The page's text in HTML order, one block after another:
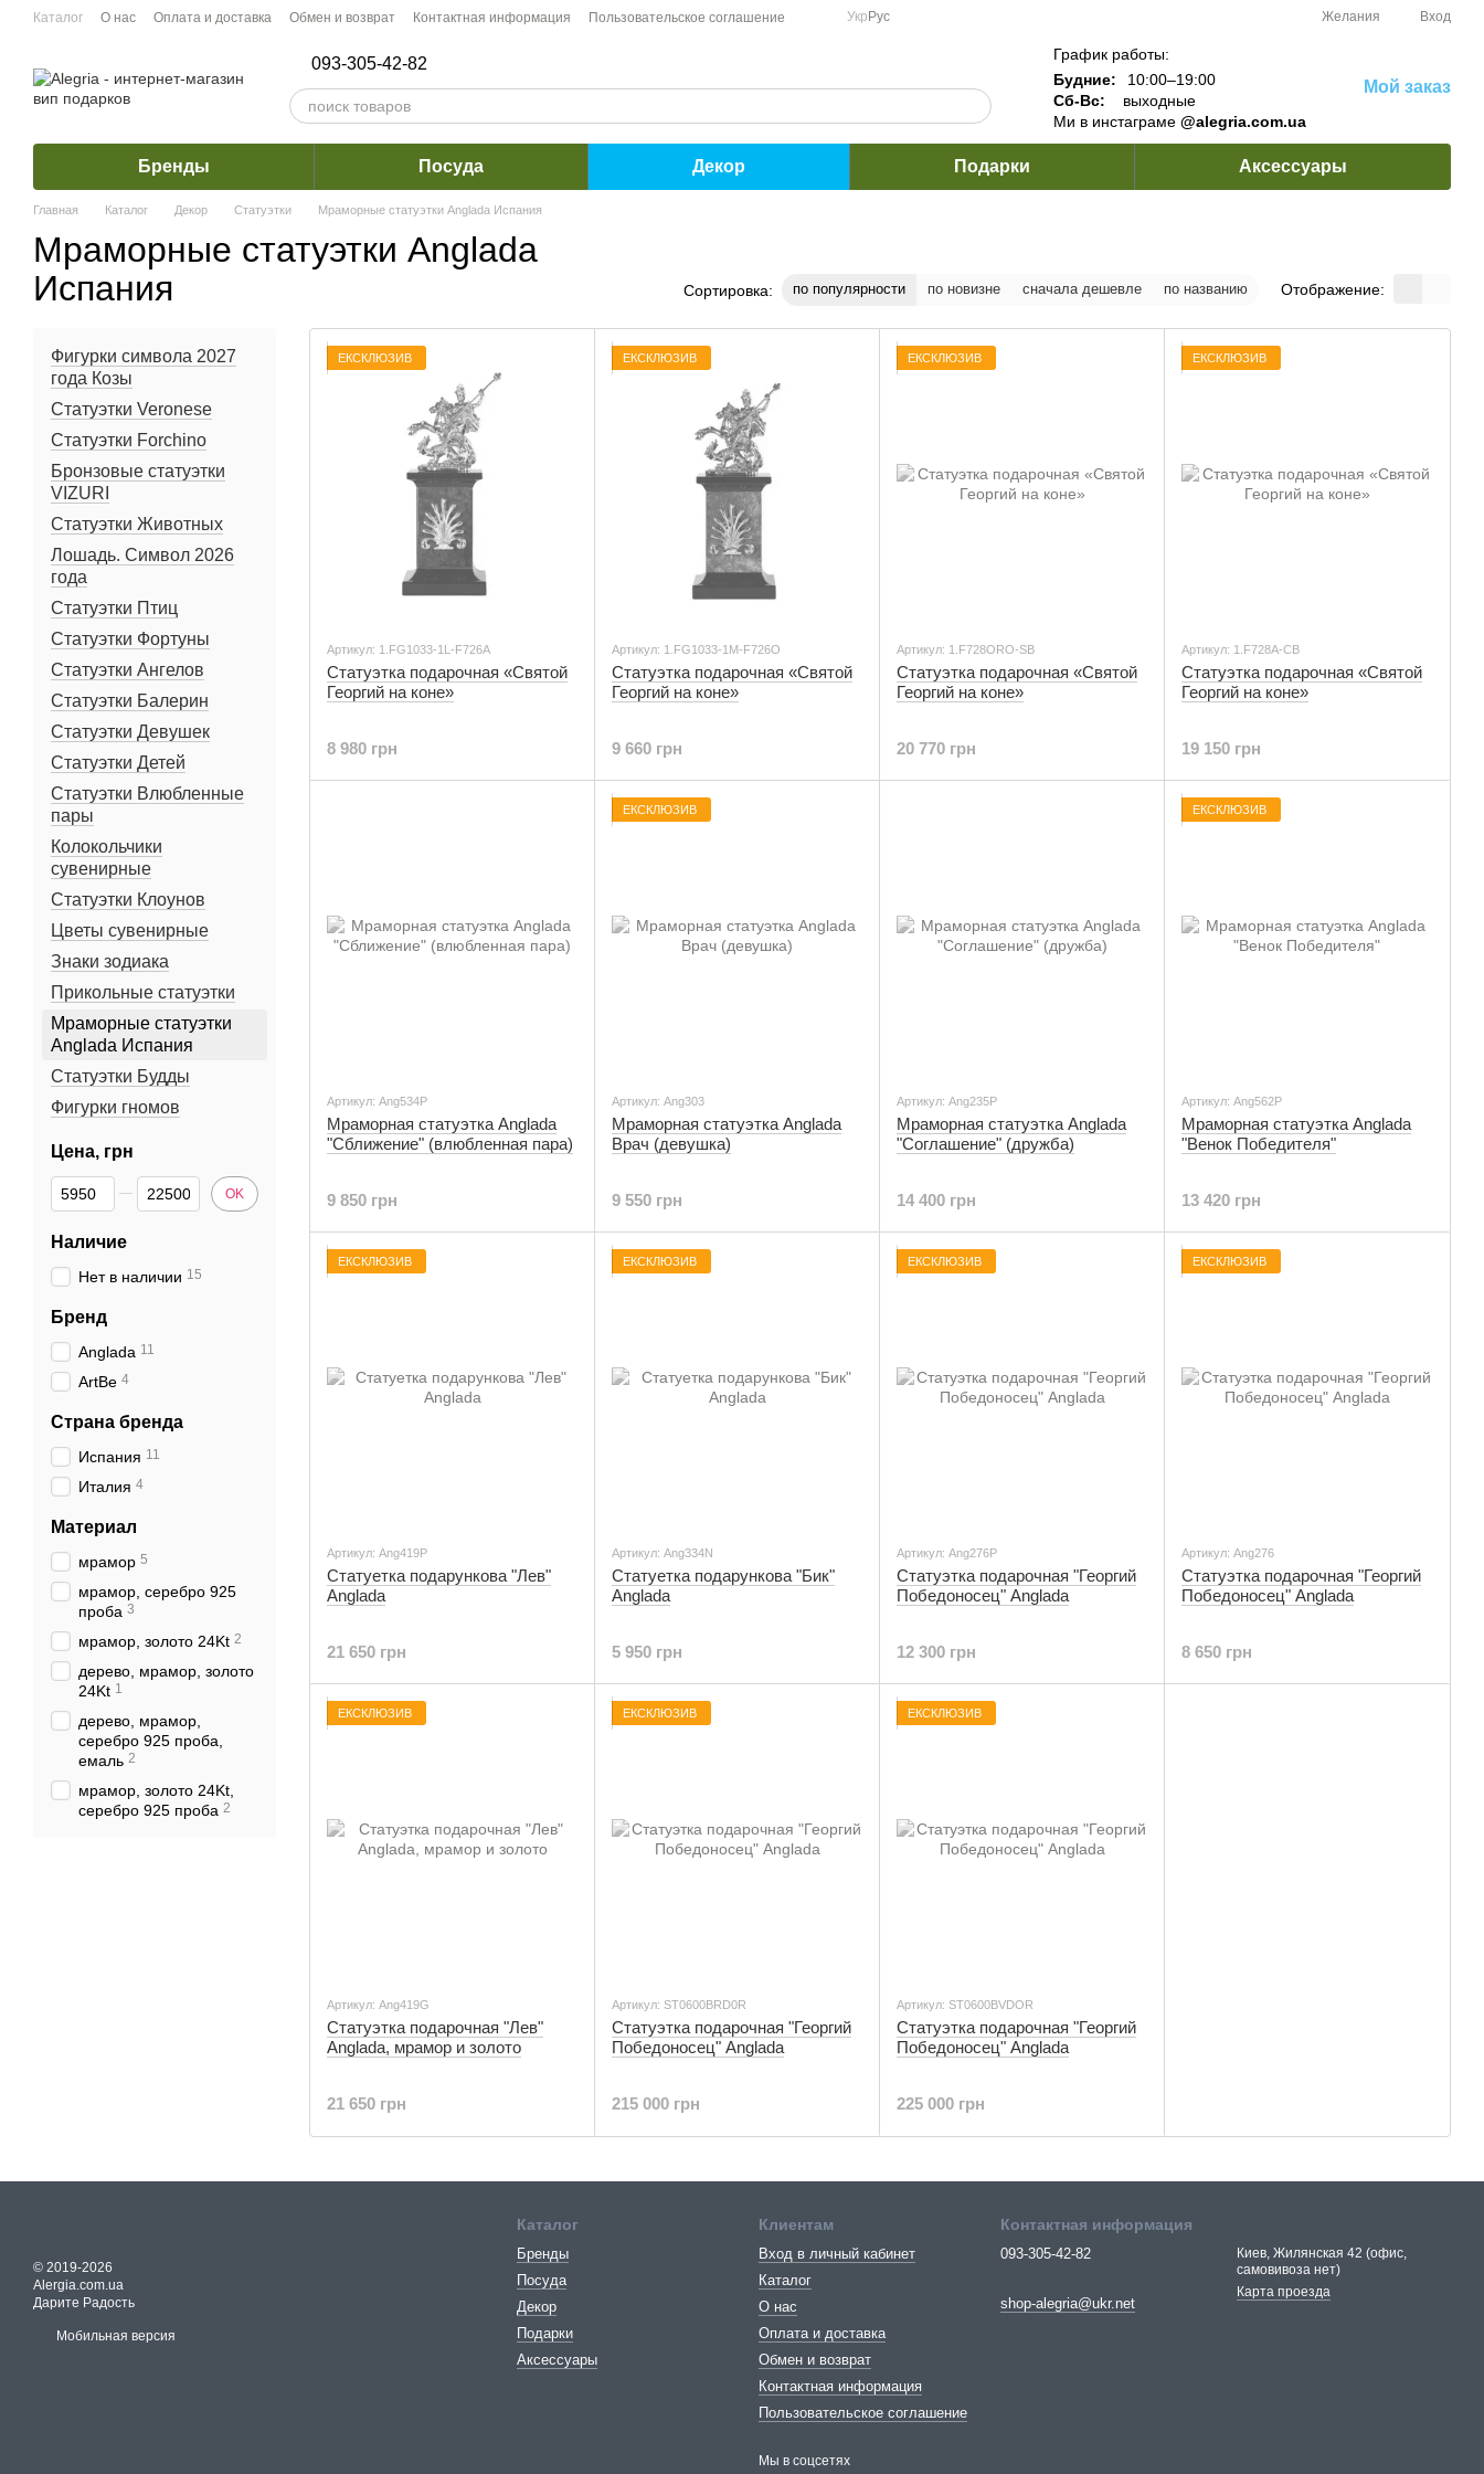
Перейти к основному контенту
Каталог О нас Оплата и доставка Обмен и возврат Контактная информация Пользовательское соглашение Укр Рус Желания Вход
093-305-42-82
График работы:
Будние:
10:00–19:00
Сб-Вс:
выходные
Ми в инстаграме @alegria.com.ua
Мой заказ
Бренды Посуда Декор Подарки Аксессуары
Главная Каталог Декор Статуэтки Мраморные статуэтки Anglada Испания
Мраморные статуэтки Anglada
Испания
Сортировка: по популярности по новизне сначала дешевле по названию Отображение:
ЕКСКЛЮЗИВ
Артикул: 1.FG1033-1L-F726A
Статуэтка подарочная «Святой
Георгий на коне»
8 980 грн
ЕКСКЛЮЗИВ
Артикул: 1.FG1033-1M-F726O
Статуэтка подарочная «Святой
Георгий на коне»
9 660 грн
ЕКСКЛЮЗИВ
Артикул: 1.F728ORO-SB
Статуэтка подарочная «Святой
Георгий на коне»
20 770 грн
ЕКСКЛЮЗИВ
Артикул: 1.F728A-CB
Статуэтка подарочная «Святой
Георгий на коне»
19 150 грн
Артикул: Ang534P
Мраморная статуэтка Anglada
"Сближение" (влюбленная пара)
9 850 грн
ЕКСКЛЮЗИВ
Артикул: Ang303
Мраморная статуэтка Anglada
Врач (девушка)
9 550 грн
Артикул: Ang235Р
Мраморная статуэтка Anglada
"Соглашение" (дружба)
14 400 грн
ЕКСКЛЮЗИВ
Артикул: Ang562P
Мраморная статуэтка Anglada
"Венок Победителя"
13 420 грн
ЕКСКЛЮЗИВ
Артикул: Ang419Р
Статуетка подарункова "Лев"
Anglada
21 650 грн
ЕКСКЛЮЗИВ
Артикул: Ang334N
Статуетка подарункова "Бик"
Anglada
5 950 грн
ЕКСКЛЮЗИВ
Артикул: Ang276Р
Статуэтка подарочная "Георгий
Победоносец" Anglada
12 300 грн
ЕКСКЛЮЗИВ
Артикул: Ang276
Статуэтка подарочная "Георгий
Победоносец" Anglada
8 650 грн
ЕКСКЛЮЗИВ
Артикул: Ang419G
Статуэтка подарочная "Лев"
Anglada, мрамор и золото
21 650 грн
ЕКСКЛЮЗИВ
Артикул: ST0600BRD0R
Статуэтка подарочная "Георгий
Победоносец" Anglada
215 000 грн
ЕКСКЛЮЗИВ
Артикул: ST0600BVDOR
Статуэтка подарочная "Георгий
Победоносец" Anglada
225 000 грн
Фигурки символа 2027
года Козы
Статуэтки Veronese
Статуэтки Forchino
Бронзовые статуэтки
VIZURI
Статуэтки Животных
Лошадь. Символ 2026
года
Статуэтки Птиц
Статуэтки Фортуны
Статуэтки Ангелов
Статуэтки Балерин
Статуэтки Девушек
Статуэтки Детей
Статуэтки Влюбленные
пары
Колокольчики
сувенирные
Статуэтки Клоунов
Цветы сувенирные
Знаки зодиака
Прикольные статуэтки
Мраморные статуэтки
Anglada Испания
Статуэтки Будды
Фигурки гномов
Цена, грн
От Цена, грн
До Цена, грн OK
Наличие
Нет в наличии 15
Бренд
Anglada 11
ArtBe 4
Страна бренда
Испания 11
Италия 4
Материал
мрамор 5
мрамор, серебро 925
проба 3
мрамор, золото 24Kt 2
дерево, мрамор, золото
24Kt 1
дерево, мрамор,
серебро 925 проба,
емаль 2
мрамор, золото 24Kt,
серебро 925 проба 2
© 2019-2026
Alergia.com.ua
Дарите Радость
Мобильная версия
Каталог
Бренды
Посуда
Декор
Подарки
Аксессуары
Клиентам
Вход в личный кабинет
Каталог
О нас
Оплата и доставка
Обмен и возврат
Контактная информация
Пользовательское соглашение
Мы в соцсетях
Контактная информация
093-305-42-82
shop-alegria@ukr.net
Киев, Жилянская 42 (офис,
самовивоза нет)
Карта проезда